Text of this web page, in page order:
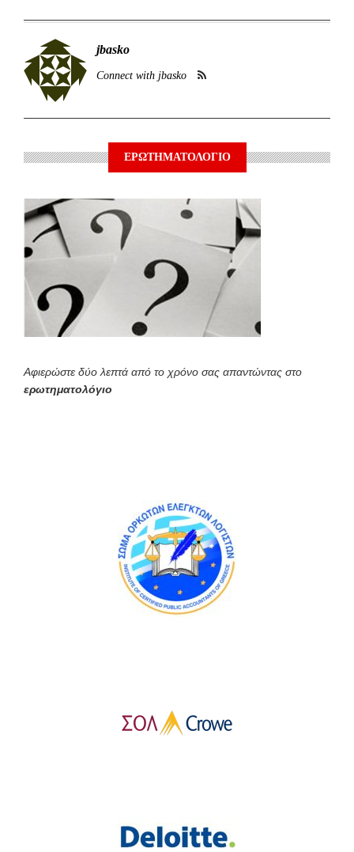
jbasko
Connect with jbasko
ΕΡΩΤΗΜΑΤΟΛΟΓΙΟ
Αφιερώστε δύο λεπτά από το χρόνο σας απαντώντας στο
ερωτηματολόγιο